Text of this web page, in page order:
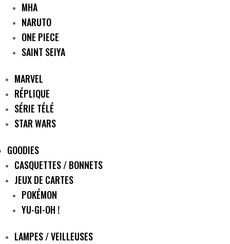
MHA
NARUTO
ONE PIECE
SAINT SEIYA
MARVEL
RÉPLIQUE
SÉRIE TÉLÉ
STAR WARS
GOODIES
CASQUETTES / BONNETS
JEUX DE CARTES
POKÉMON
YU-GI-OH !
LAMPES / VEILLEUSES